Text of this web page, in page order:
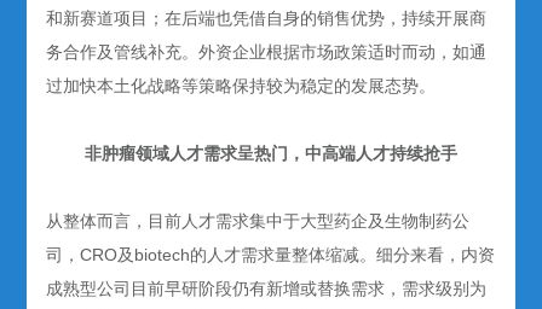
和新赛道项目；在后端也凭借自身的销售优势，持续开展商
务合作及管线补充。外资企业根据市场政策适时而动，如通
过加快本土化战略等策略保持较为稳定的发展态势。
非肿瘤领域人才需求呈热门，中高端人才持续抢手
从整体而言，目前人才需求集中于大型药企及生物制药公
司，CRO及biotech的人才需求量整体缩减。细分来看，内资
成熟型公司目前早研阶段仍有新增或替换需求，需求级别为